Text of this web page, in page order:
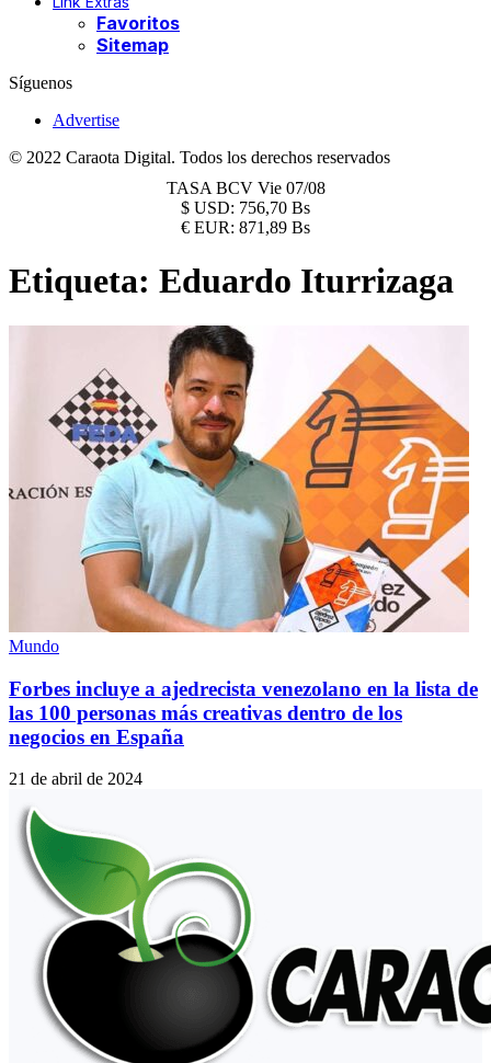
Favoritos
Sitemap
Síguenos
Advertise
© 2022 Caraota Digital. Todos los derechos reservados
TASA BCV Vie 07/08
$ USD: 756,70 Bs
€ EUR: 871,89 Bs
Etiqueta: Eduardo Iturrizaga
Mundo
Forbes incluye a ajedrecista venezolano en la lista de
las 100 personas más creativas dentro de los
negocios en España
21 de abril de 2024